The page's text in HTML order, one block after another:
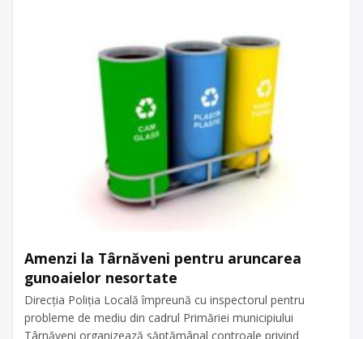
Amenzi la Târnăveni pentru aruncarea
gunoaielor nesortate
Direcția Poliția Locală împreună cu inspectorul pentru
probleme de mediu din cadrul Primăriei municipiului
Târnăveni organizează săptămânal controale privind